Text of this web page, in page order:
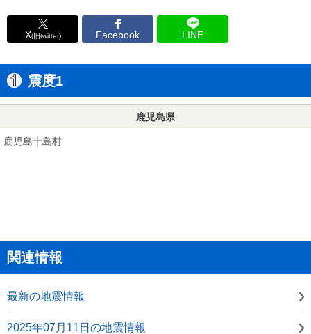
X(旧twitter) Facebook LINE
震度1
鹿児島県
鹿児島十島村
関連情報
最新の地震情報
2025年07月11日の地震情報